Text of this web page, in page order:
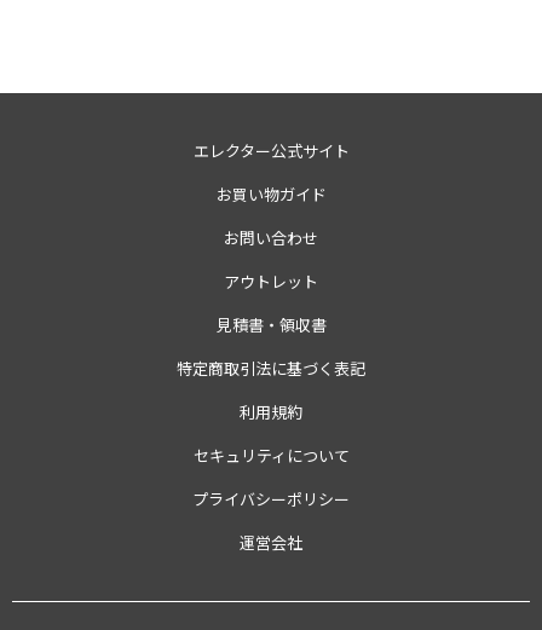
エレクター公式サイト
お買い物ガイド
お問い合わせ
アウトレット
見積書・領収書
特定商取引法に基づく表記
利用規約
セキュリティについて
プライバシーポリシー
運営会社